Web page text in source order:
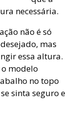
necessária.
não é só
mas
essa altura.
modelo
no topo
sinta seguro e